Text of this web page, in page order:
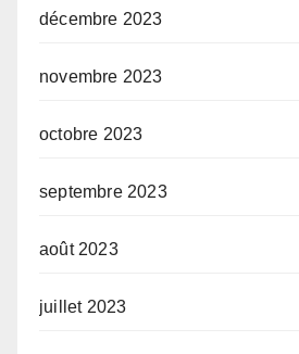
décembre 2023
novembre 2023
octobre 2023
septembre 2023
août 2023
juillet 2023